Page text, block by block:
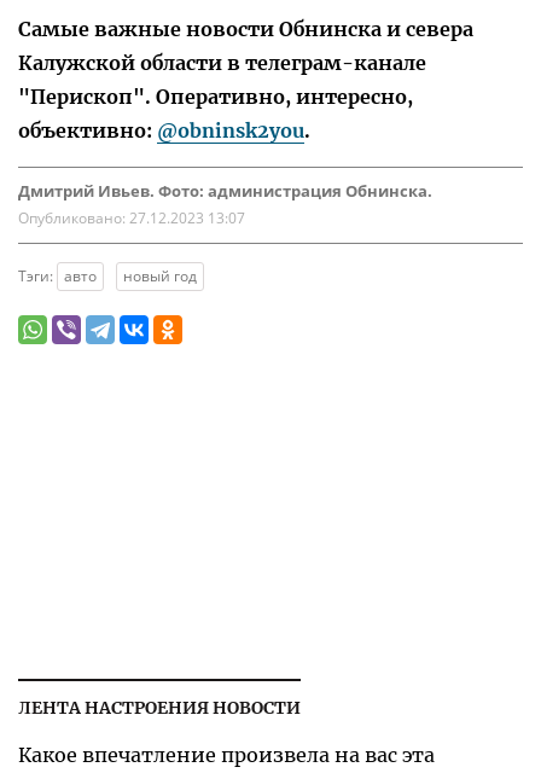
Самые важные новости Обнинска и севера
Калужской области в телеграм-канале
"Перископ". Оперативно, интересно,
объективно: @obninsk2you.
Дмитрий Ивьев. Фото: администрация Обнинска.
Опубликовано: 27.12.2023 13:07
Тэги: авто новый год
ЛЕНТА НАСТРОЕНИЯ НОВОСТИ
Какое впечатление произвела на вас эта